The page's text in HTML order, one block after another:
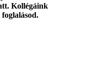
Kollégáink